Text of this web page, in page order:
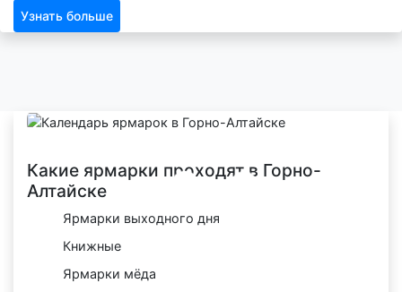
Узнать больше
Какие ярмарки проходят в Горно-
Алтайске
Ярмарки выходного дня
Книжные
Ярмарки мёда